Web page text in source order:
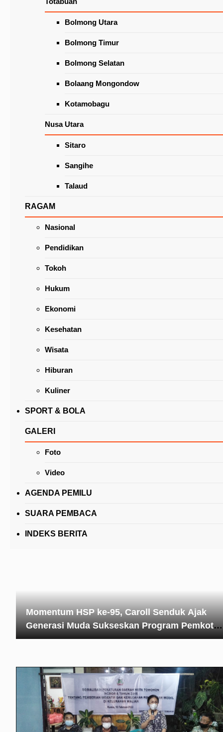
Bolmong Utara
Bolmong Timur
Bolmong Selatan
Bolaang Mongondow
Kotamobagu
Nusa Utara
Sitaro
Sangihe
Talaud
RAGAM
Nasional
Pendidikan
Tokoh
Hukum
Ekonomi
Kesehatan
Wisata
Hiburan
Kuliner
SPORT & BOLA
GALERI
Foto
Video
AGENDA PEMILU
SUARA PEMBACA
INDEKS BERITA
di Pasar Beriman Tomohon
Latest News
Di HUT APEKSI, Senduk Yakin Pemulihan
Ekonomi di Tiap Daerah Berjalan Sesuai
Jeand’arc Karundeng Bunda Literasi
Kandouw Berharap Jalankan Peran Secara
Momentum HSP ke-95, Caroll Senduk Ajak
Generasi Muda Sukseskan Program Pemkot
Tomohon